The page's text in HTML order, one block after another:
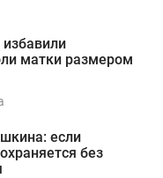
матки размером
если
без